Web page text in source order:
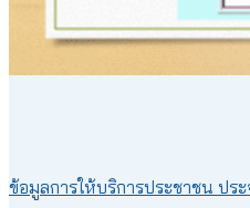
ข้อมูลการให้บริการประชาชน ป